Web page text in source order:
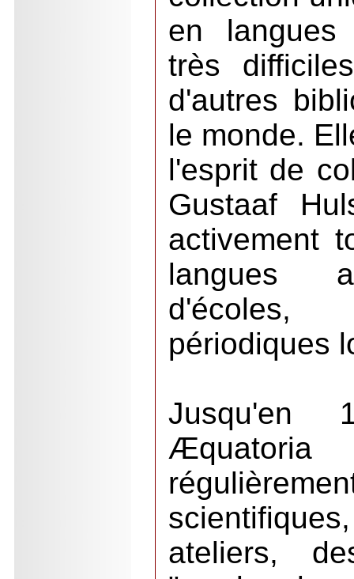
en langues
très
d'autres
le monde.
l'esprit de
Gustaaf
activement
langues
d'écoles,
périodiques
Jusqu'en
ateliers,